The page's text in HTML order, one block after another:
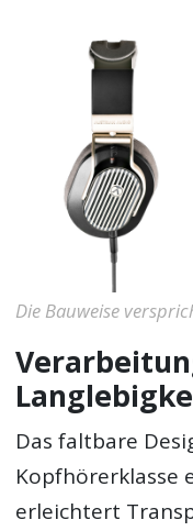
Die Bauweise
Das faltbare
Kopfhörerklasse
erleichtert